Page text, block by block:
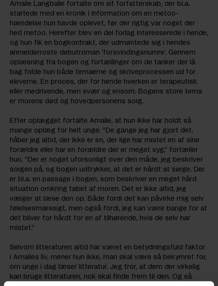
Amalie Langballe fortalte om sit forfatterskab, der bl.a.
startede med en kronik i Information om en metoo-
hændelse hun havde oplevet, før der rigtig var noget der
hed metoo. Herefter blev en del forlag interesserede i hende,
og hun fik en bogkontrakt, der udmøntede sig i hendes
anmelderroste debutroman ’forsvindingsnumre’. Gennem
oplæsning fra bogen og fortællinger om de tanker der lå
bag folde hun både temaerne og skriveprocessen ud for
eleverne. En proces, der for hende hverken er terapeutisk
eller medrivende, men svær og ensom. Bogens store tema
er morens død og hovedpersonens sorg.
Efter oplægget fortalte Amalie, at hun ikke har holdt så
mange oplæg for helt unge: ”De gange jeg har gjort det,
håber jeg altid, der ikke er en, der lige har mistet en af sine
forældre eller har en forældre der er meget syg,” fortæller
hun. ”Der er noget uforsonligt over den måde, jeg beskriver
sorgen på, og bogen udtrykker, at det er hårdt at sørge. Der
er bl.a. en passage i bogen, som beskriver en meget hård
situation omkring tabet af moren. Det er ikke altid, jeg
vælger at læse den op. Både fordi det kan påvirke mig selv
følelsesmæssigt, men også fordi, jeg kan være bange for at
det bliver for hårdt for en af tilhørende, hvis de selv har
mistet.”
Selvom litteraturen altid har været en betydningsfuld faktor
i Amalies liv, mener hun ikke, man skal være så bekymret for,
om unge i dag læser litteratur. Jeg tror, at dem der virkelig
kan bruge litteraturen, nok skal finde frem til den. Og så